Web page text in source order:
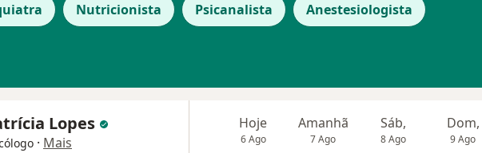
Nutricionista Psicanalista Anestesiologista
Lopes
· Mais
Hoje
6 Ago
Amanhã
7 Ago
Sáb,
8 Ago
Dom,
9 Ago